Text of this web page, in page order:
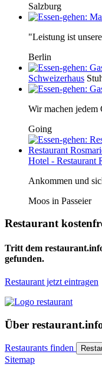
Salzburg
"Leistung ist
Berlin
Schweizerhaus
Wir machen jedem
Going
Hotel - Restaurant
Ankommen und
Moos in Passeier
Restaurant
Tritt dem
gefunden.
Restaurant jetzt eintragen
Über
Restaurants finden
Sitemap